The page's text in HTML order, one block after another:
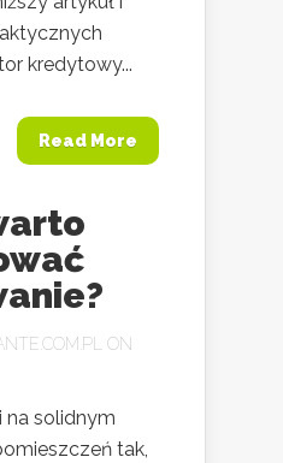
kredytowy...
Read More
ON
na solidnym
tak,